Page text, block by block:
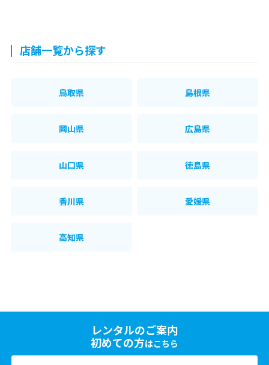
店舗一覧から探す
鳥取県 島根県
岡山県 広島県
山口県 徳島県
香川県 愛媛県
高知県
レンタルのご案内
初めての方はこちら